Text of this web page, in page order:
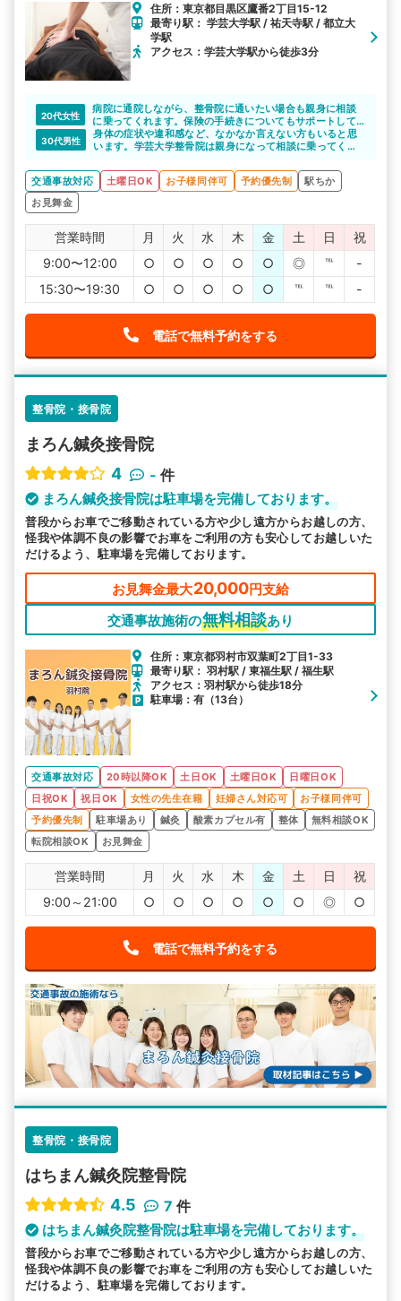
住所：東京都目黒区鷹番2丁目15-12
最寄り駅： 学芸大学駅 / 祐天寺駅 / 都立大
学駅
アクセス：学芸大学駅から徒歩3分
20代女性
病院に通院しながら、整骨院に通いたい場合も親身に相談
に乗ってくれます。保険の手続きについてもサポートして
くれるので頼りになりますよね。
30代男性
身体の症状や違和感など、なかなか言えない方もいると思
います。学芸大学整骨院は親身になって相談に乗ってくれ
交通事故対応
土曜日OK お子様同伴可 予約優先制
駅ちか
お見舞金
営業時間 月 火 水 木 金 土 日
祝
9:00〜12:00
○ ○ ○ ○ ○ ◎ ℡
-
15:30〜19:30
○ ○ ○ ○ ○ ℡ ℡ -
電話で無料予約をする
整骨院・接骨院
まろん鍼灸接骨院
4
- 件
まろん鍼灸接骨院は駐車場を完備しております。
普段からお車でご移動されている方や少し遠方からお越しの方、
怪我や体調不良の影響でお車をご利用の方も安心してお越しいた
だけるよう、駐車場を完備しております。
お見舞金最大20,000円支給
交通事故施術の無料相談あり
住所：東京都羽村市双葉町2丁目1-33
最寄り駅： 羽村駅 / 東福生駅 / 福生駅
アクセス：羽村駅から徒歩18分
駐車場：有（13台）
交通事故対応 20時以降OK 土日OK 土曜日OK
日曜日OK
日祝OK
祝日OK 女性の先生在籍 妊婦さん対応可
お子様同伴可
予約優先制
駐車場あり 鍼灸 酸素カプセル有 整体
無料相談OK
転院相談OK
お見舞金
営業時間 月 火 水 木 金 土 日
祝
9:00～21:00
○ ○ ○ ○ ○ ○ ◎ ○
電話で無料予約をする
整骨院・接骨院
はちまん鍼灸院整骨院
4.5
7 件
はちまん鍼灸院整骨院は駐車場を完備しております。
普段からお車でご移動されている方や少し遠方からお越しの方、
怪我や体調不良の影響でお車をご利用の方も安心してお越しいた
だけるよう、駐車場を完備しております。